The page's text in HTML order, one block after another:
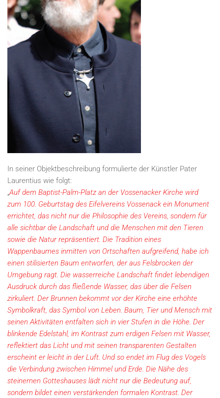
In seiner Objektbeschreibung formulierte der Künstler Pater
Laurentius wie folgt:
„Auf dem Baptist-Palm-Platz an der Vossenacker Kirche wird
zum 100. Geburtstag des Eifelvereins Vossenack ein Monument
errichtet, das nicht nur die Philosophie des Vereins, sondern für
alle sichtbar die Landschaft und die Menschen mit den Tieren
sowie die Natur repräsentiert. Die Tradition eines
Wappenbaumes inmitten von Ortschaften aufgreifend, habe ich
einen stilisierten Baum entworfen, der aus Felsbrocken der
Umgebung ragt. Die wasserreiche Landschaft findet lebendigen
Ausdruck durch das fließende Wasser, das über die Felsen
zirkuliert. Der Brunnen bekommt vor der Kirche eine erhöhte
Symbolkraft, das Symbol von Leben. Baum, Tier und Mensch mit
seinen Aktivitäten entfalten sich in vier Stufen in die Höhe. Der
blinkende Edelstahl, im Kontrast zum erdigen Felsen mit Wasser,
reflektiert das Licht und mit seinen transparenten Gestalten
erscheint er leicht in der Luft. Und so endet im Flug des Vogels
die Verbindung zwischen Himmel und Erde. Die Nähe des
steinernen Gotteshauses lädt nicht nur die Bedeutung auf,
sondern bildet einen verstärkenden formalen Kontrast. Der